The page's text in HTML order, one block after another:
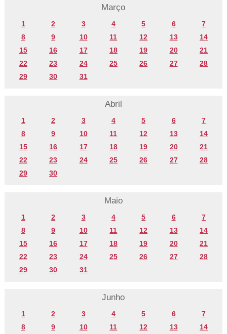
Março
1 2 3 4 5 6
7
8
9 10 11 12 13
14
15
16 17 18 19 20
21
22
23 24 25 26 27
28
29
30 31
Abril
1 2 3 4 5 6
7
8
9 10 11 12 13
14
15
16 17 18 19 20
21
22
23 24 25 26 27
28
29
30
Maio
1 2 3 4 5 6
7
8
9 10 11 12 13
14
15
16 17 18 19 20
21
22
23 24 25 26 27
28
29
30 31
Junho
1 2 3 4 5 6
7
8
9 10 11 12 13 14